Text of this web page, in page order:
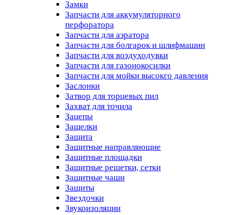
Замки
Запчасти для аккумуляторного
перфоратора
Запчасти для аэратора
Запчасти для болгарок и шлифмашин
Запчасти для воздуходувки
Запчасти для газонокосилки
Запчасти для мойки высокго давления
Заслонки
Затвор для торцевых пил
Захват для точила
Зацепы
Защелки
Защита
Защитные направляющие
Защитные площадки
Защитные решетки, сетки
Защитные чаши
Защиты
Звездочки
Звукоизоляции